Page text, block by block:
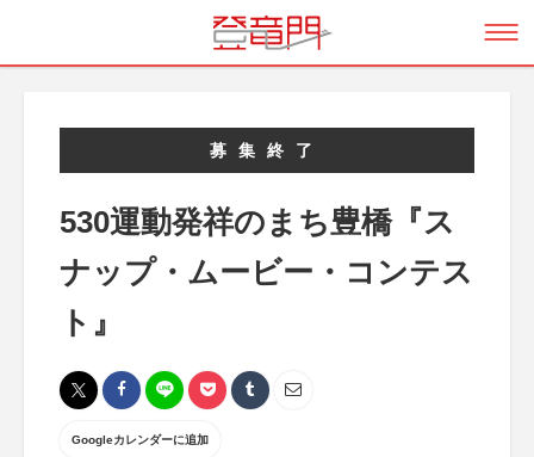
募集終了
530運動発祥のまち豊橋『ス
ナップ・ムービー・コンテス
ト』
Googleカレンダーに追加